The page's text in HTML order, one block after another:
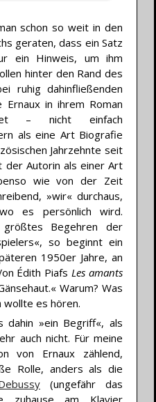
schon so weit in den
geraten, dass ein Satz
ein Hinweis, um ihm
hinter den Rand des
ruhig dahinfließenden
Ernaux in ihrem Roman
– nicht einfach
als eine Art Biografie
Jahrzehnte seit
Autorin als einer Art
wie von der Zeit
»wir« durchaus,
es persönlich wird.
Begehren der
so beginnt ein
1950er Jahre, an
Édith Piafs Les amants
Warum? Was
wollte es hören.
»ein Begriff«, als
auch nicht. Für meine
von Ernaux zählend,
Rolle, anders als die
(ungefähr das
zuhause am Klavier